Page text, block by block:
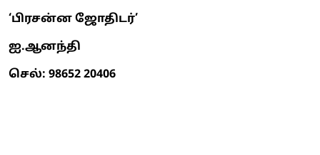
‘பிரசன்ன ஜோதிடர்’
ஐ.ஆனந்தி
செல்: 98652 20406